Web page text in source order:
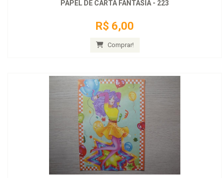
PAPEL DE CARTA FANTASIA - 223
R$ 6,00
Comprar!